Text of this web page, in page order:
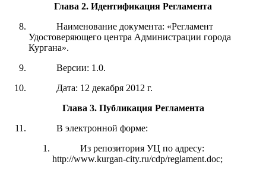
Глава 2. Идентификация Регламента
Наименование документа: «Регламент
Удостоверяющего центра Администрации города
Кургана».
Версии: 1.0.
Дата: 12 декабря 2012 г.
Глава 3. Публикация Регламента
В электронной форме:
Из репозитория УЦ по адресу:
http://www.kurgan-city.ru/cdp/reglament.doc;